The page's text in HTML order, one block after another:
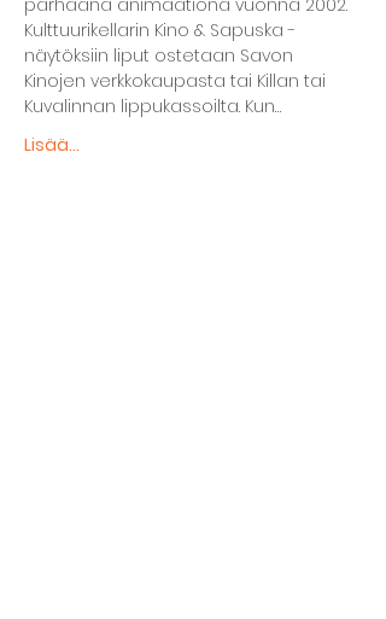
parhaana animaationa vuonna 2002.
Kulttuurikellarin Kino & Sapuska -
näytöksiin liput ostetaan Savon
Kinojen verkkokaupasta tai Killan tai
Kuvalinnan lippukassoilta. Kun…
Lisää...